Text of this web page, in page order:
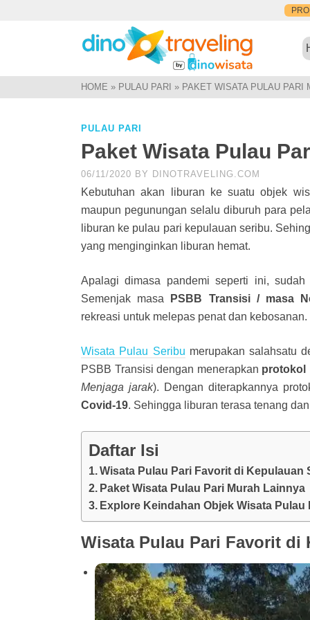
HOME » PULAU PARI » PAKET WISATA PULAU PARI
PULAU PARI
Paket Wisata Pulau
06/11/2020 BY DINOTRAVELING.COM
Kebutuhan akan liburan ke suatu objek
maupun pegunungan selalu diburuh para
liburan ke pulau pari kepulauan seribu.
yang menginginkan liburan hemat.
Apalagi dimasa pandemi seperti ini,
Semenjak masa
PSBB Transisi / masa
rekreasi untuk melepas penat dan kebosanan.
Wisata Pulau Seribu merupakan salahsatu
PSBB Transisi dengan menerapkan protokol
Menjaga jarak). Dengan diterapkannya
Covid-19. Sehingga liburan terasa tenang
Daftar Isi
Wisata Pulau Pari Favorit di Kepulauan
Paket Wisata Pulau Pari Murah Lainnya
Explore Keindahan Objek Wisata Pulau
Wisata Pulau Pari Favorit di